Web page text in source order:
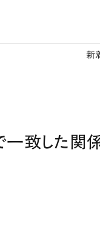
新
一致した関